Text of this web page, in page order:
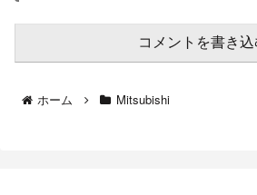
コメントを書き込
ホーム Mitsubishi